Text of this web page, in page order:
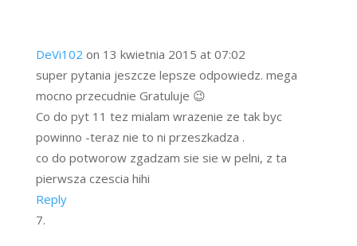
DeVi102 on 13 kwietnia 2015 at 07:02
super pytania jeszcze lepsze odpowiedz. mega
mocno przecudnie Gratuluje 😉
Co do pyt 11 tez mialam wrazenie ze tak byc
powinno -teraz nie to ni przeszkadza .
co do potworow zgadzam sie sie w pelni, z ta
pierwsza czescia hihi
Reply